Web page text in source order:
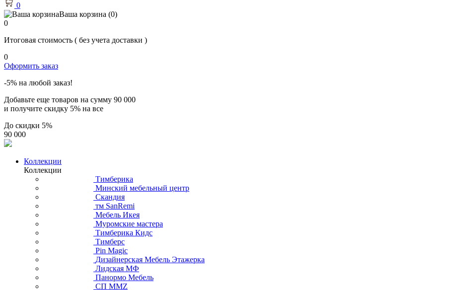
0
Ваша корзина (0)
0
Итоговая стоимость ( без учета доставки )
0
Оформить заказ
-5% на любой заказ!
Добавьте еще товаров на сумму 90 000
и получите скидку 5% на все
До скидки 5%
90 000
Коллекции
Коллекции
Тимберика
Минский мебельный центр
Скандия
тм SanRemi
Мебель Икея
Муромские мастера
Тимберика Кидс
Тимберс
Pin Magic
Дизайнерская Мебель Этажерка
Лидская МФ
Панормо Мебель
СП ММZ